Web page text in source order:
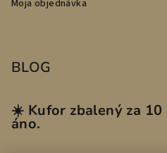
Moja objednávka
BLOG
☀️ Kufor zbalený za
áno.